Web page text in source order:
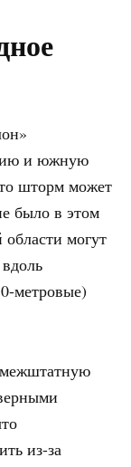
и южную
шторм может
было в этом
могут
метровые)
из-за